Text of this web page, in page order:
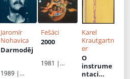
Jaromír
Nohavica
Darmoděj
1989 |
Fešáci
2000
1981 |
Karel
Krautgartn
er
O
instrume
ntaci